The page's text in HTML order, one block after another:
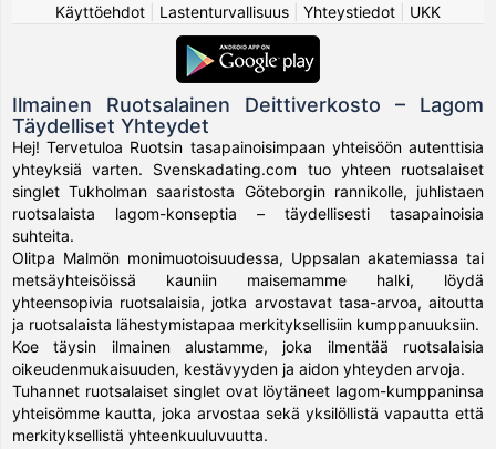
Käyttöehdot
Lastenturvallisuus Yhteystiedot UKK
Ilmainen Ruotsalainen Deittiverkosto – Lagom
Täydelliset Yhteydet
Hej! Tervetuloa Ruotsin tasapainoisimpaan yhteisöön autenttisia
yhteyksiä varten. Svenskadating.com tuo yhteen ruotsalaiset
singlet Tukholman saaristosta Göteborgin rannikolle, juhlistaen
ruotsalaista lagom-konseptia – täydellisesti tasapainoisia
suhteita.
Olitpa Malmön monimuotoisuudessa, Uppsalan akatemiassa tai
metsäyhteisöissä kauniin maisemamme halki, löydä
yhteensopivia ruotsalaisia, jotka arvostavat tasa-arvoa, aitoutta
ja ruotsalaista lähestymistapaa merkityksellisiin kumppanuuksiin.
Koe täysin ilmainen alustamme, joka ilmentää ruotsalaisia
oikeudenmukaisuuden, kestävyyden ja aidon yhteyden arvoja.
Tuhannet ruotsalaiset singlet ovat löytäneet lagom-kumppaninsa
yhteisömme kautta, joka arvostaa sekä yksilöllistä vapautta että
merkityksellistä yhteenkuuluvuutta.